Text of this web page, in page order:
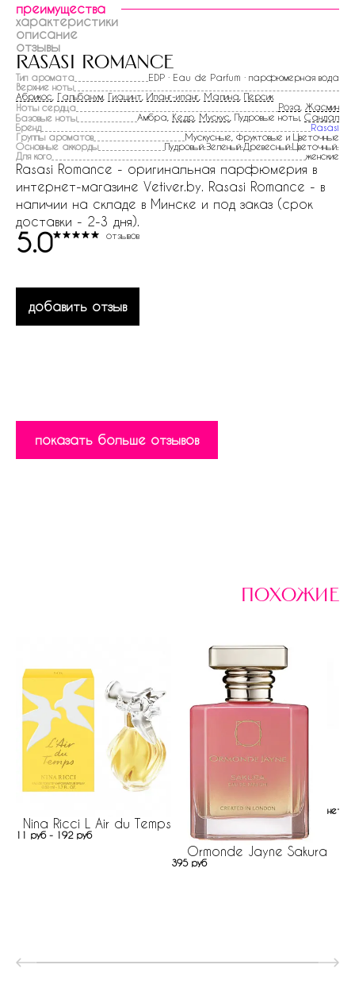
преимущества
характеристики
описание
отзывы
rasasi romance
Тип аромата
EDP · Eau de Parfum · парфюмерная вода
Верхние ноты
Абрикос Гальбанум Гиацинт Иланг-иланг Малина Персик
Ноты сердца
Роза Жасмин
Базовые ноты
Амбра, Кедр Мускус , Пудровые ноты, Сандал
Бренд
Rasasi
Группы ароматов
Мускусные, Фруктовые и Цветочные
Основные аккорды
Пудровый:Зеленый:Древесный:Цветочный:
Для кого
женские
Rasasi Romance - оригинальная парфюмерия в
интернет-магазине Vetiver.by. Rasasi Romance - в
наличии на складе в Минске и под заказ (срок
доставки - 2-3 дня).
5.0 отзывов
добавить отзыв
показать больше отзывов
похожие
Nina Ricci L Air du Temps
11 руб - 192 руб
Ormonde Jayne Sakura
395 руб
нет